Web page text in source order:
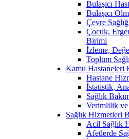
Bulaşıcı
Bulaşıcı
Çevre
Çocuk,
Birimi
İzleme,
Toplum
Kamu Hastaneleri
Hastane
İstatistik,
Sağlık
Verimlilik
Sağlık Hizmetleri
Acil Sağlık
Afetlerde